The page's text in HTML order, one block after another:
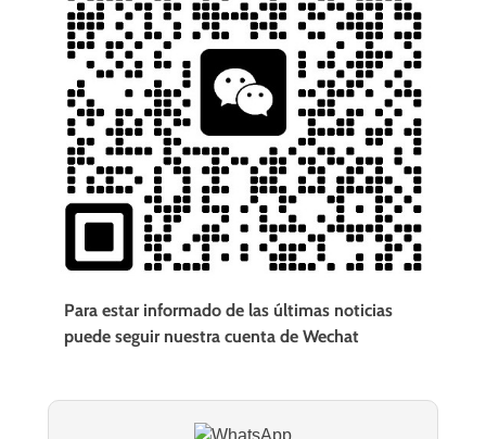
Para estar informado de las últimas noticias
puede seguir nuestra cuenta de Wechat